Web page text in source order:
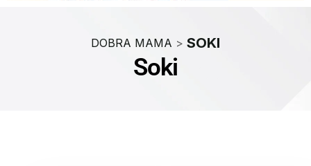
DOBRA MAMA > SOKI
Soki